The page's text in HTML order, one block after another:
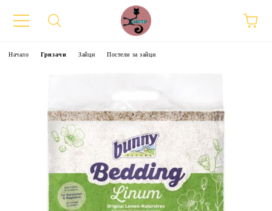
Начало Гризачи Зайци Постели за зайци